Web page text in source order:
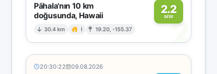
Pāhala'nın 10 km
doğusunda, Hawaii
30.4 km I 19.20, -155.37
2.2
MW2
20:30:22 09.08.2026